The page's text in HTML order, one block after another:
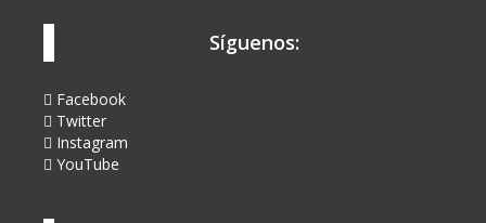
Síguenos:
Facebook
Twitter
Instagram
YouTube